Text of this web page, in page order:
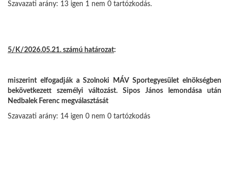
Szavazati arány: 13 igen 1 nem 0 tartózkodás.
5/K/2026.05.21. számú határozat:
miszerint elfogadják a Szolnoki MÁV Sportegyesület elnökségben
bekövetkezett személyi változást. Sipos János lemondása után
Nedbalek Ferenc megválasztását
Szavazati arány: 14 igen 0 nem 0 tartózkodás